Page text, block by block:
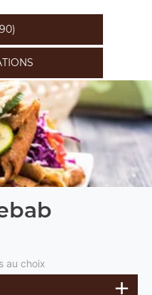
au choix